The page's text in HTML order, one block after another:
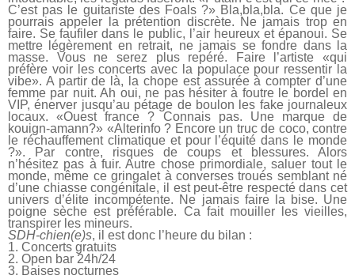
C’est pas le guitariste des Foals ?» Bla,bla,bla. Ce que je
pourrais appeler la prétention discrète. Ne jamais trop en
faire. Se faufiler dans le public, l’air heureux et épanoui. Se
mettre légèrement en retrait, ne jamais se fondre dans la
masse. Vous ne serez plus repéré. Faire l’artiste «qui
préfère voir les concerts avec la populace pour ressentir la
vibe». A partir de là, la chope est assurée à compter d’une
femme par nuit. Ah oui, ne pas hésiter à foutre le bordel en
VIP, énerver jusqu’au pétage de boulon les fake journaleux
locaux. «Ouest france ? Connais pas. Une marque de
kouign-amann?» «Alterinfo ? Encore un truc de coco, contre
le réchauffement climatique et pour l’équité dans le monde
?». Par contre, risques de coups et blessures. Alors
n’hésitez pas à fuir. Autre chose primordiale, saluer tout le
monde, même ce gringalet à converses troués semblant né
d’une chiasse congénitale, il est peut-être respecté dans cet
univers d’élite incompétente. Ne jamais faire la bise. Une
poigne sèche est préférable. Ca fait mouiller les vieilles,
transpirer les mineurs.
SDH-chien(e)s, il est donc l’heure du bilan :
1. Concerts gratuits
2. Open bar 24h/24
3. Baises nocturnes